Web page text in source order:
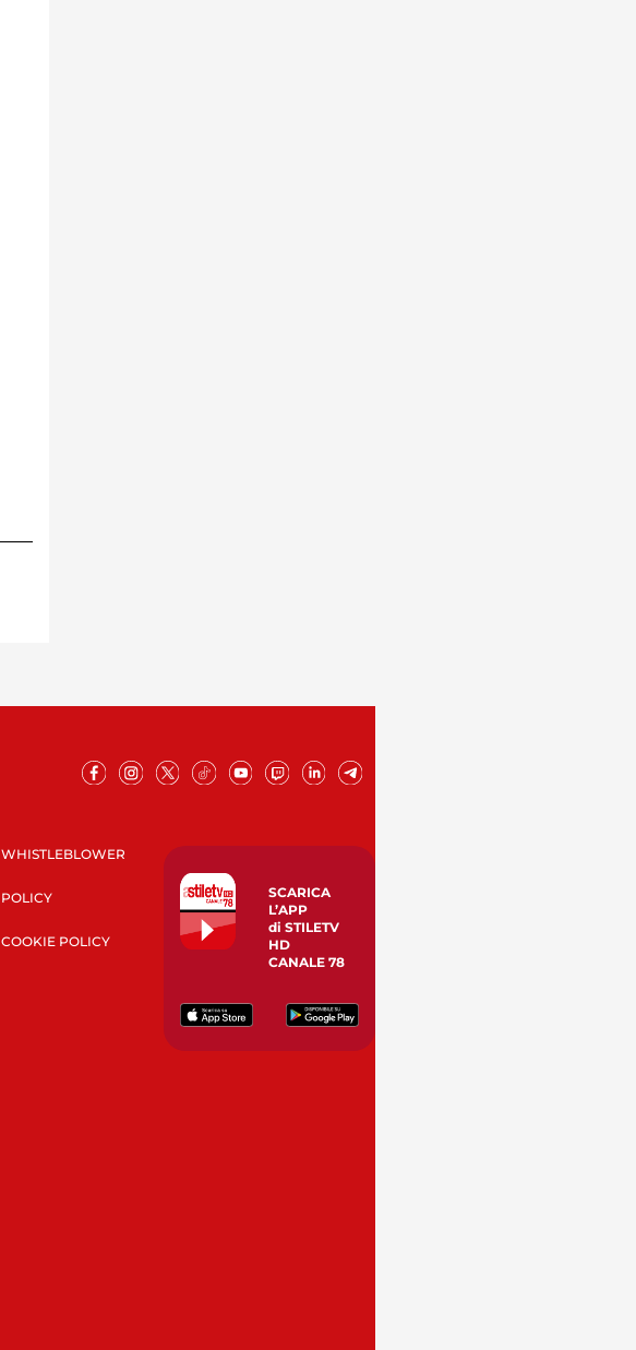
WHISTLEBLOWER
POLICY
COOKIE POLICY
SCARICA
L’APP
di STILETV
HD
CANALE 78